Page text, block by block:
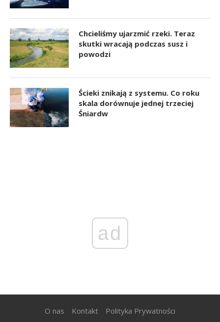
Chcieliśmy ujarzmić rzeki. Teraz
skutki wracają podczas susz i
powodzi
Ścieki znikają z systemu. Co roku
skala dorównuje jednej trzeciej
Śniardw
ad
O nas Kontakt Polityka Prywatności